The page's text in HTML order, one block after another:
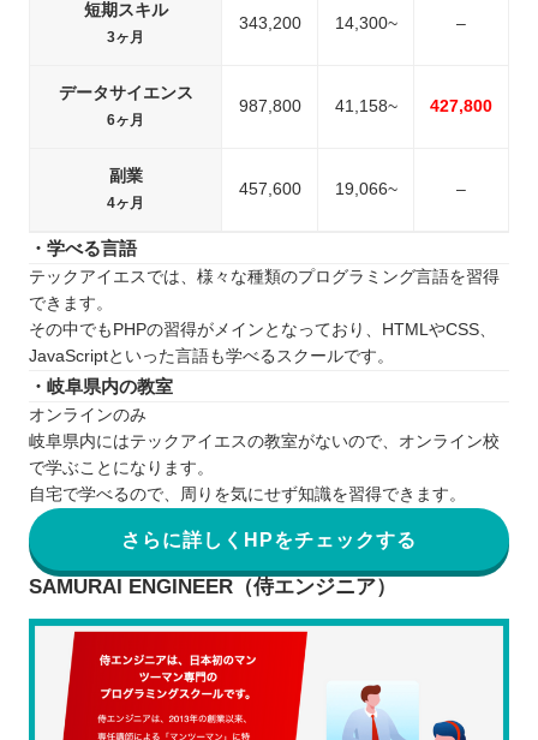
短期スキル
3ヶ月
343,200 14,300~ –
データサイエンス
6ヶ月
987,800 41,158~ 427,800
副業
4ヶ月
457,600 19,066~ –
・学べる言語
テックアイエスでは、様々な種類のプログラミング言語を習得
できます。
その中でもPHPの習得がメインとなっており、HTMLやCSS、
JavaScriptといった言語も学べるスクールです。
・岐阜県内の教室
オンラインのみ
岐阜県内にはテックアイエスの教室がないので、オンライン校
で学ぶことになります。
自宅で学べるので、周りを気にせず知識を習得できます。
さらに詳しくHPをチェックする
SAMURAI ENGINEER（侍エンジニア）